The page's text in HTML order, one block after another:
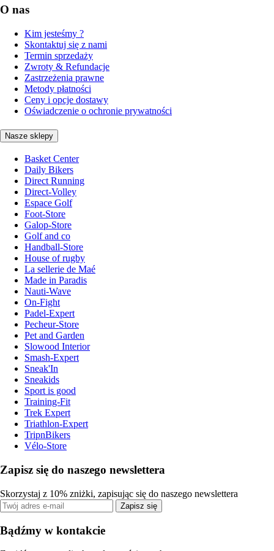
O nas
Kim jesteśmy ?
Skontaktuj się z nami
Termin sprzedaży
Zwroty & Refundacje
Zastrzeżenia prawne
Metody płatności
Ceny i opcje dostawy
Oświadczenie o ochronie prywatności
Nasze sklepy
Basket Center
Daily Bikers
Direct Running
Direct-Volley
Espace Golf
Foot-Store
Galop-Store
Golf and co
Handball-Store
House of rugby
La sellerie de Maé
Made in Paradis
Nauti-Wave
On-Fight
Padel-Expert
Pecheur-Store
Pet and Garden
Slowood Interior
Smash-Expert
Sneak'In
Sneakids
Sport is good
Training-Fit
Trek Expert
Triathlon-Expert
TripnBikers
Vélo-Store
Zapisz się do naszego newslettera
Skorzystaj z 10% zniżki, zapisując się do naszego newslettera
Zapisz się
Bądźmy w kontakcie